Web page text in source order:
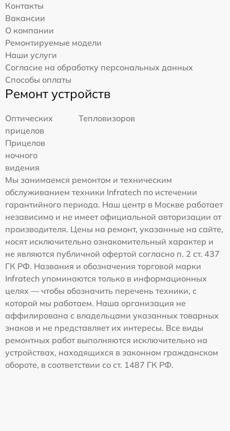
Контакты
Вакансии
О компании
Ремонтируемые модели
Наши услуги
Согласие на обработку персональных данных
Способы оплаты
Ремонт устройств
Оптических
прицелов
Тепловизоров
Прицелов
ночного
видения
Мы занимаемся ремонтом и техническим
обслуживанием техники Infratech по истечении
гарантийного периода. Наш центр в Москве работает
независимо и не имеет официальной авторизации от
производителя. Цены на ремонт, указанные на сайте,
носят исключительно ознакомительный характер и
не являются публичной офертой согласно п. 2 ст. 437
ГК РФ. Названия и обозначения торговой марки
Infratech упоминаются только в информационных
целях — чтобы обозначить перечень техники, с
которой мы работаем. Наша организация не
аффилирована с владельцами указанных товарных
знаков и не представляет их интересы. Все виды
ремонтных работ выполняются исключительно на
устройствах, находящихся в законном гражданском
обороте, в соответствии со ст. 1487 ГК РФ.